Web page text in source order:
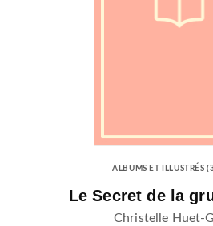
ALBUMS ET ILLUSTRÉS
Le Secret de la
Christelle Huet-